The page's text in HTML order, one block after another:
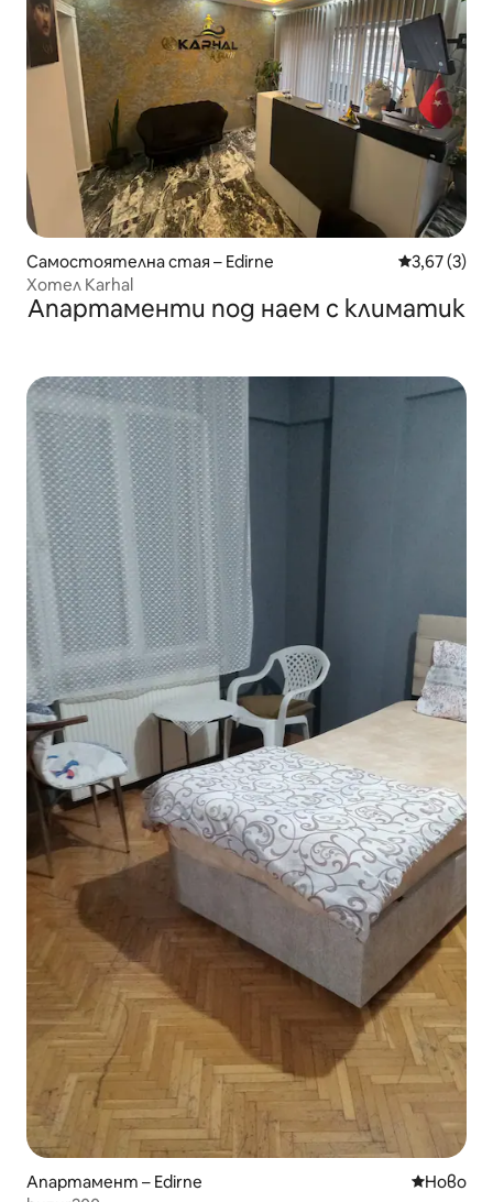
Самостоятелна стая – Edirne Средна
3,67 (3)
Хотел Karhal
Апартаменти под наем с климатик
Апартамент – Edirne Ново
Ново